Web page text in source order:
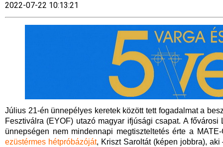
2022-07-22 10:13:21
Július 21-én ünnepélyes keretek között tett fogadalmat a
Fesztiválra (EYOF) utazó magyar ifjúsági csapat. A
ünnepségen nem mindennapi megtiszteltetés érte a
ezüstérmes hétpróbázóját, Kriszt Saroltát (képen jobbra),